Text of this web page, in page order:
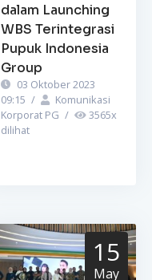
dalam Launching
WBS Terintegrasi
Pupuk Indonesia
Group
03 Oktober 2023
09:15 /
Komunikasi
Korporat PG / 3565x
dilihat
15
May